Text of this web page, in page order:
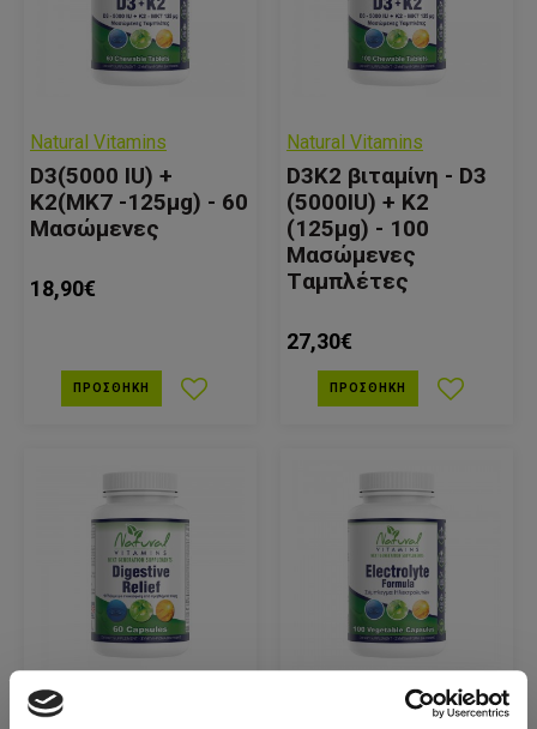
Natural Vitamins
D3(5000 IU) +
Κ2(ΜΚ7 -125μg) - 60
Μασώμενες
18,90€
ΠΡΟΣΘΉΚΗ
Natural Vitamins
D3K2 βιταμίνη - D3
(5000IU) + K2
(125μg) - 100
Μασώμενες
Tαμπλέτες
27,30€
ΠΡΟΣΘΉΚΗ
Natural Vitamins Natural Vitamins